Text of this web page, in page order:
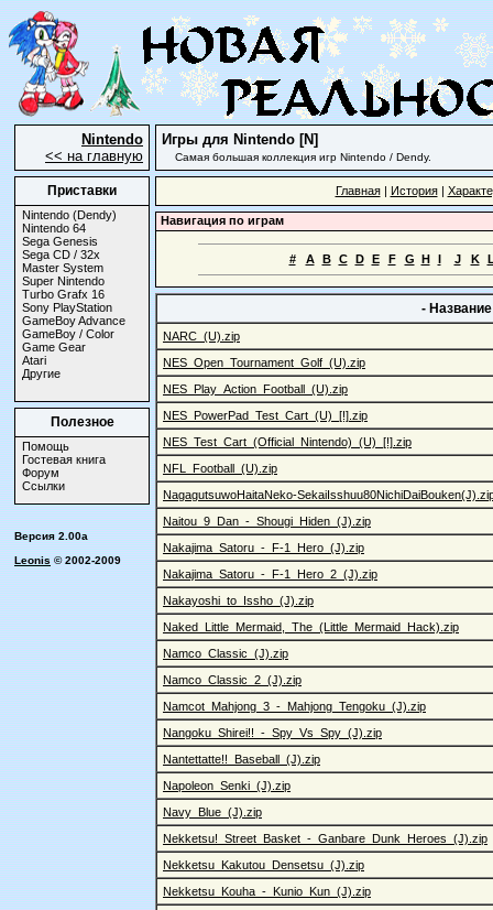
Nintendo
<< на главную
Приставки
Nintendo (Dendy)
Nintendo 64
Sega Genesis
Sega CD / 32x
Master System
Super Nintendo
Turbo Grafx 16
Sony PlayStation
GameBoy Advance
GameBoy / Color
Game Gear
Atari
Другие
Полезное
Помощь
Гостевая книга
Форум
Ссылки
Версия 2.00a
Leonis© 2002-2009
Игры для Nintendo [N]
Самая большая коллекция игр Nintendo / Dendy.
Главная| История|
Навигация по играм
# A B C D E F G H I J K
-
NARC_(U).zip
NES_Open_Tournament_Golf_(U).zip
NES_Play_Action_Football_(U).zip
NES_PowerPad_Test_Cart_(U)_[!].zip
NES_Test_Cart_(Official_Nintendo)_(U)_[!].zip
NFL_Football_(U).zip
NagagutsuwoHaitaNeko-
Naitou_9_Dan_-_Shougi_Hiden_(J).zip
Nakajima_Satoru_-_F-1_Hero_(J).zip
Nakajima_Satoru_-_F-1_Hero_2_(J).zip
Nakayoshi_to_Issho_(J).zip
Naked_Little_Mermaid,_The_(Little_Mermaid_Hack).zip
Namco_Classic_(J).zip
Namco_Classic_2_(J).zip
Namcot_Mahjong_3_-_Mahjong_Tengoku_(J).zip
Nangoku_Shirei!!_-_Spy_Vs_Spy_(J).zip
Nantettatte!!_Baseball_(J).zip
Napoleon_Senki_(J).zip
Navy_Blue_(J).zip
Nekketsu!_Street_Basket_-_Ganbare_Dunk_Heroes_(J).zip
Nekketsu_Kakutou_Densetsu_(J).zip
Nekketsu_Kouha_-_Kunio_Kun_(J).zip